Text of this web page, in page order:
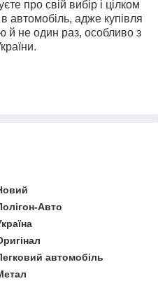
про свій вибір і цілком
автомобіль, адже купівля
й не один раз, особливо з
Авто
автомобіль